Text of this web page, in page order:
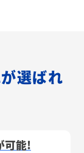
選ばれ
可能!